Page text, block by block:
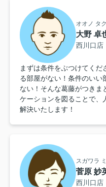
オオノ タ
大野 卓
西川口
まずは条件をぶつけてく
る部屋がない！条件のいい
ない！そんな葛藤がつきま
ケーションを図ることで、
解決いたします！
スガワラ
菅原 妙
西川口